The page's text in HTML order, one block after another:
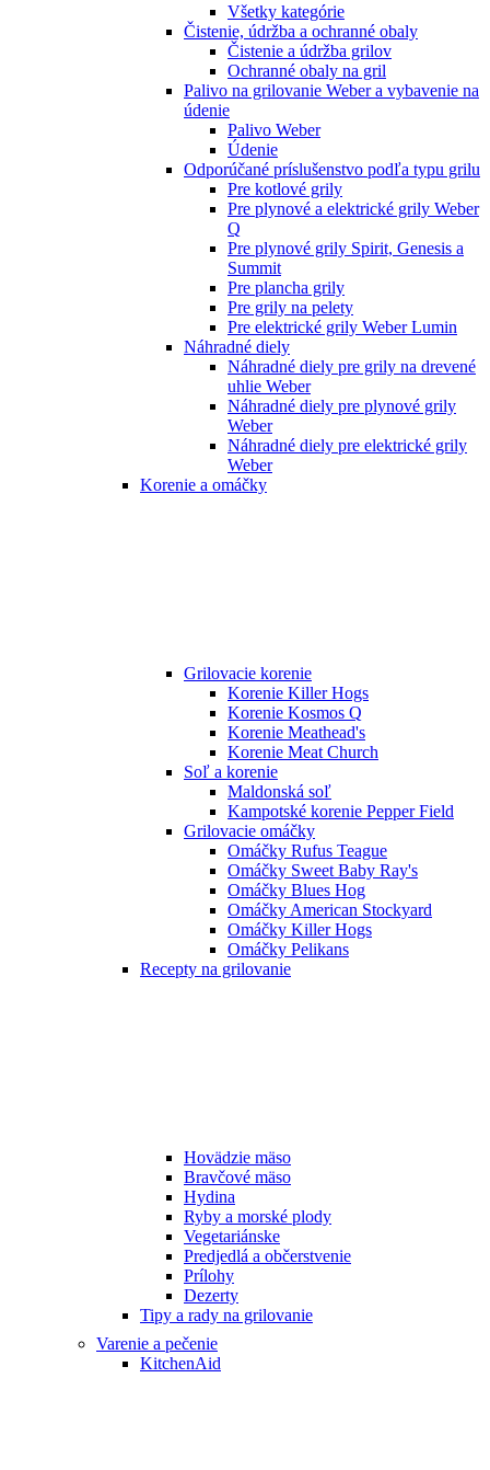
Všetky kategórie
Čistenie, údržba a ochranné obaly
Čistenie a údržba grilov
Ochranné obaly na gril
Palivo na grilovanie Weber a vybavenie na
údenie
Palivo Weber
Údenie
Odporúčané príslušenstvo podľa typu grilu
Pre kotlové grily
Pre plynové a elektrické grily Weber
Q
Pre plynové grily Spirit, Genesis a
Summit
Pre plancha grily
Pre grily na pelety
Pre elektrické grily Weber Lumin
Náhradné diely
Náhradné diely pre grily na drevené
uhlie Weber
Náhradné diely pre plynové grily
Weber
Náhradné diely pre elektrické grily
Weber
Korenie a omáčky
Grilovacie korenie
Korenie Killer Hogs
Korenie Kosmos Q
Korenie Meathead's
Korenie Meat Church
Soľ a korenie
Maldonská soľ
Kampotské korenie Pepper Field
Grilovacie omáčky
Omáčky Rufus Teague
Omáčky Sweet Baby Ray's
Omáčky Blues Hog
Omáčky American Stockyard
Omáčky Killer Hogs
Omáčky Pelikans
Recepty na grilovanie
Hovädzie mäso
Bravčové mäso
Hydina
Ryby a morské plody
Vegetariánske
Predjedlá a občerstvenie
Prílohy
Dezerty
Tipy a rady na grilovanie
Varenie a pečenie
KitchenAid